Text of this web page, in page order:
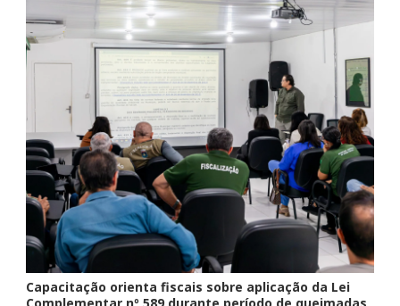
Capacitação orienta fiscais sobre aplicação da Lei